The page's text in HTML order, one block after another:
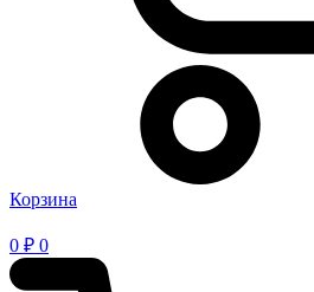
Корзина
0 ₽ 0